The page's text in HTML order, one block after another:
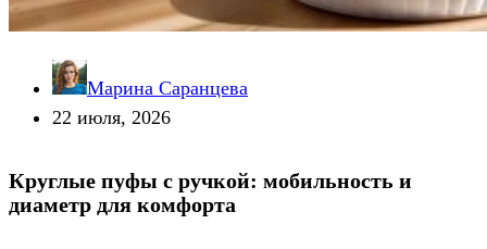
Марина Саранцева
22 июля, 2026
Круглые пуфы с ручкой: мобильность и
диаметр для комфорта